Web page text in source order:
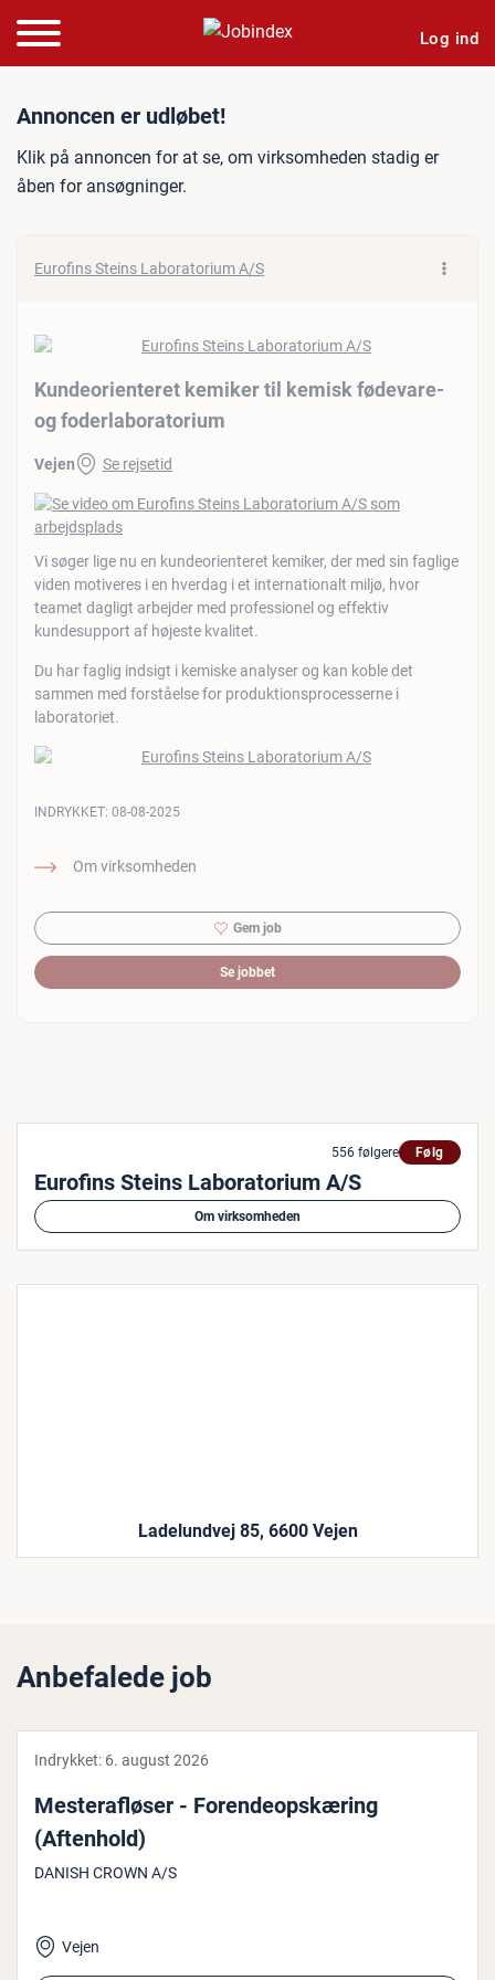
Log ind
Jobannonce:
Annoncen er udløbet!
Klik på annoncen for at se, om virksomheden stadig er
åben for ansøgninger.
Eurofins Steins Laboratorium A/S
Kundeorienteret kemiker til kemisk fødevare-
og foderlaboratorium
Vejen Se rejsetid
Vi søger lige nu en kundeorienteret kemiker, der med sin faglige
viden motiveres i en hverdag i et internationalt miljø, hvor
teamet dagligt arbejder med professionel og effektiv
kundesupport af højeste kvalitet.
Du har faglig indsigt i kemiske analyser og kan koble det
sammen med forståelse for produktionsprocesserne i
laboratoriet.
Om virksomheden
INDRYKKET: 08-08-2025
Gem job
Se jobbet
556 følgere Følg
Eurofins Steins Laboratorium A/S
Om virksomheden
Ladelundvej 85, 6600 Vejen
Anbefalede job
Indrykket: 6. august 2026
Mester­af­lø­ser - Foren­de­op­skæ­ring
(Aftenhold)
DANISH CROWN A/S
Vejen